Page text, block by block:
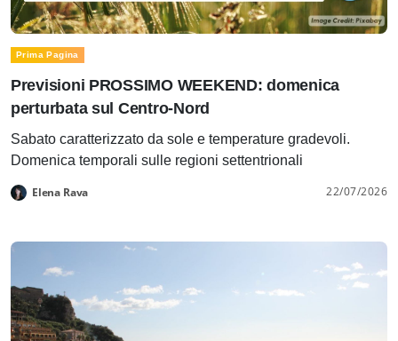
Prima Pagina
Previsioni PROSSIMO WEEKEND: domenica
perturbata sul Centro-Nord
Sabato caratterizzato da sole e temperature gradevoli.
Domenica temporali sulle regioni settentrionali
Elena Rava 22/07/2026